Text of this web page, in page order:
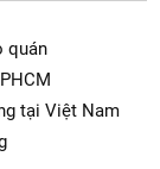
quán
tại Việt Nam